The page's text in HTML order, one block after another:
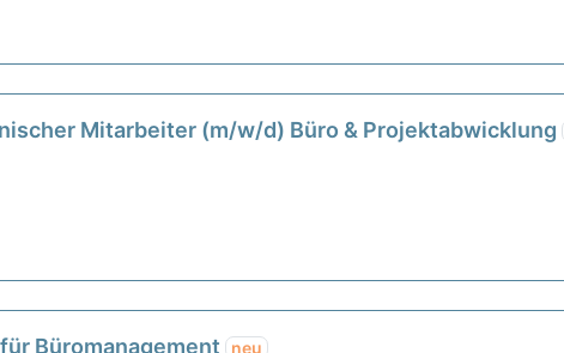
Mitarbeiter (m/w/d) Büro & Projektabwicklung
Büromanagement neu